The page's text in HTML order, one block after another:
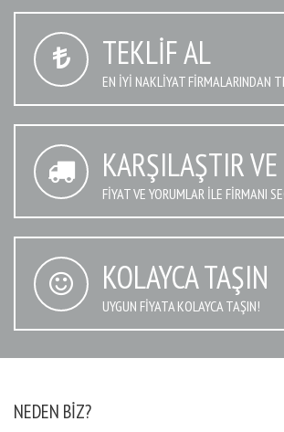
TEKLIF AL
EN IYI NAKLIYAT FIRMALARINDAN
KARŞILAŞTIR VE
FIYAT VE YORUMLAR İLE FIRMANI
KOLAYCA TAŞIN
UYGUN FIYATA KOLAYCA TAŞIN!
NEDEN BIZ?